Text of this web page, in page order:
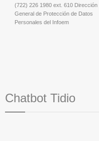
(722) 226 1980 ext. 610 Dirección
General de Protección de Datos
Personales del Infoem
Chatbot Tidio